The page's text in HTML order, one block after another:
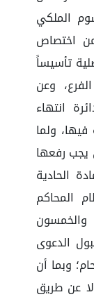
الملكي
1441/08/15هـ، ومن اختصاص
تأسيساً
وعن
انتهاء
ولما
يجب رفعها
الحادية
المحاكم
والخمسون
الدعوى
وبما أن
عن طريق